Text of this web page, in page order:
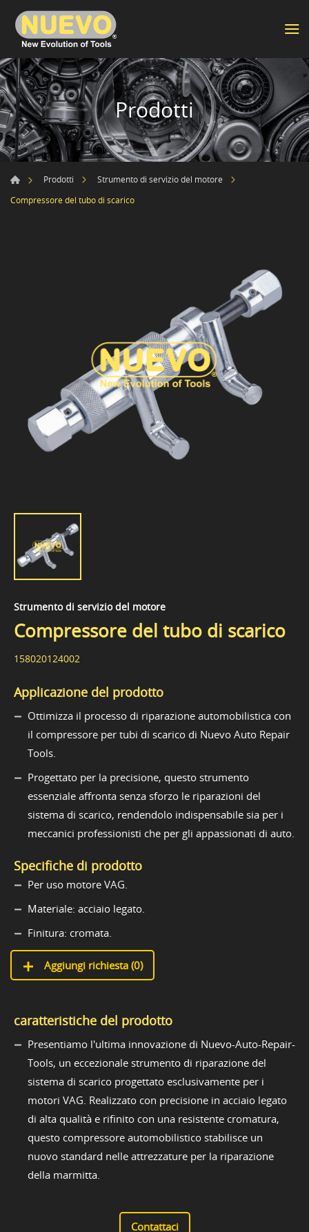
Prodotti
Prodotti
Strumento di servizio del motore
Compressore del tubo di scarico
Strumento di servizio del motore
Compressore del tubo di scarico
158020124002
Applicazione del prodotto
Ottimizza il processo di riparazione automobilistica con
il compressore per tubi di scarico di Nuevo Auto Repair
Tools.
Progettato per la precisione, questo strumento
essenziale affronta senza sforzo le riparazioni del
sistema di scarico, rendendolo indispensabile sia per i
meccanici professionisti che per gli appassionati di auto.
Specifiche di prodotto
Per uso motore VAG.
Materiale: acciaio legato.
Finitura: cromata.
Aggiungi richiesta (0)
caratteristiche del prodotto
Presentiamo l'ultima innovazione di Nuevo-Auto-Repair-
Tools, un eccezionale strumento di riparazione del
sistema di scarico progettato esclusivamente per i
motori VAG. Realizzato con precisione in acciaio legato
di alta qualità e rifinito con una resistente cromatura,
questo compressore automobilistico stabilisce un
nuovo standard nelle attrezzature per la riparazione
della marmitta.
Contattaci